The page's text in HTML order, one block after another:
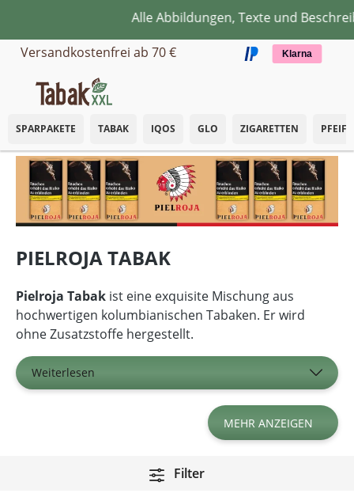
Zum Hauptinhalt springenAlle Abbildungen, Texte und
Versandkostenfrei ab 70 €
Klarna
SPARPAKETE TABAK IQOS GLO ZIGARETTEN
PIELROJA TABAK
Pielroja Tabak ist eine exquisite Mischung aus
hochwertigen kolumbianischen Tabaken. Er wird
ohne Zusatzstoffe hergestellt.
Weiterlesen
MEHR ANZEIGEN
Filter